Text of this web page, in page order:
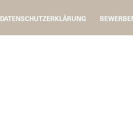
DATENSCHUTZERKLÄRUNG